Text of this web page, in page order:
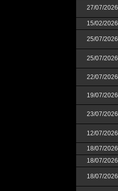
27/07/2026
15/02/2026
25/07/2026
25/07/2026
22/07/2026
19/07/2026
23/07/2026
12/07/2026
18/07/2026
18/07/2026
18/07/2026